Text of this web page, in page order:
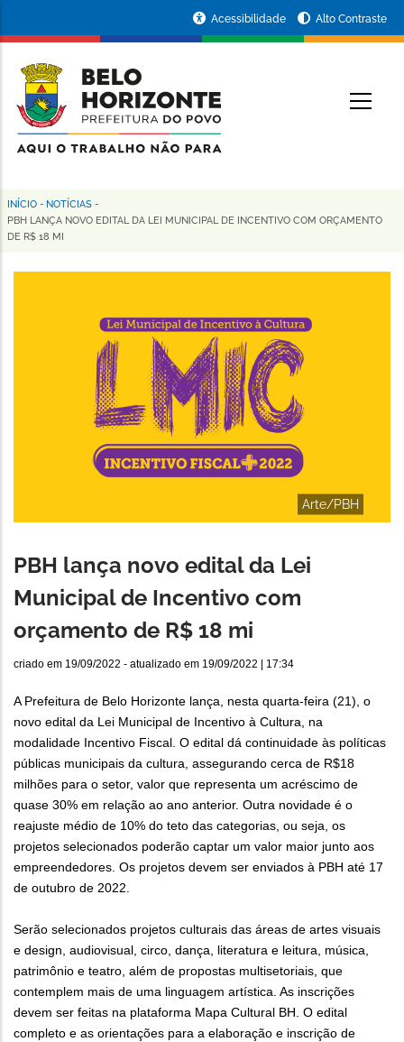
conteúdo
principal
da
Prefeitura
de
Horizonte
Acessibilidade Alto Contraste
Trilha
de
navegação
INÍCIO - NOTÍCIAS -
PBH LANÇA NOVO EDITAL DA LEI MUNICIPAL DE INCENTIVO COM ORÇAMENTO
DE R$ 18 MI
Arte/PBH
PBH lança novo edital da Lei
Municipal de Incentivo com
orçamento de R$ 18 mi
criado em 19/09/2022 - atualizado em 19/09/2022 | 17:34
A Prefeitura de Belo Horizonte lança, nesta quarta-feira (21), o
novo edital da Lei Municipal de Incentivo à Cultura, na
modalidade Incentivo Fiscal. O edital dá continuidade às políticas
públicas municipais da cultura, assegurando cerca de R$18
milhões para o setor, valor que representa um acréscimo de
quase 30% em relação ao ano anterior. Outra novidade é o
reajuste médio de 10% do teto das categorias, ou seja, os
projetos selecionados poderão captar um valor maior junto aos
empreendedores. Os projetos devem ser enviados à PBH até 17
de outubro de 2022.
Serão selecionados projetos culturais das áreas de artes visuais
e design, audiovisual, circo, dança, literatura e leitura, música,
patrimônio e teatro, além de propostas multisetoriais, que
contemplem mais de uma linguagem artística. As inscrições
devem ser feitas na plataforma Mapa Cultural BH. O edital
completo e as orientações para a elaboração e inscrição de